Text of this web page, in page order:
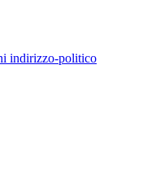
indirizzo-politico